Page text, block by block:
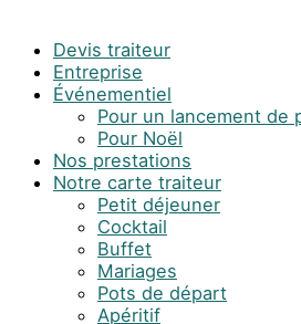
Devis traiteur
Entreprise
Événementiel
Pour un lancement de
Pour Noël
Nos prestations
Notre carte traiteur
Petit déjeuner
Cocktail
Buffet
Mariages
Pots de départ
Apéritif